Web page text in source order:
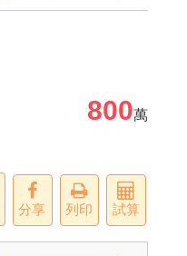
800萬
分享 列印 試算